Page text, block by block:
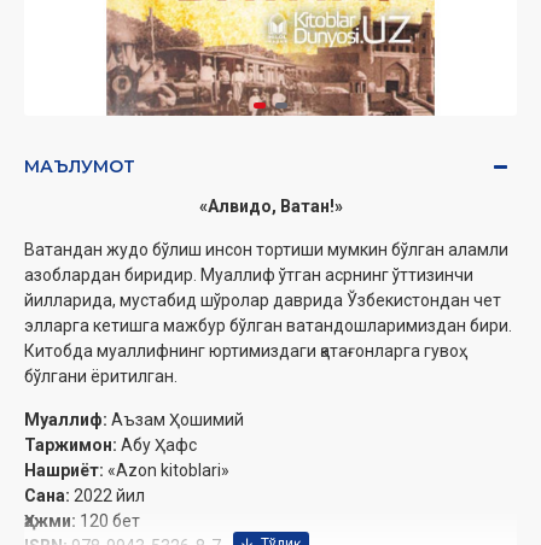
МАЪЛУМОТ
«Алвидо, Ватан!»
Ватандан жудо бўлиш инсон тортиши мумкин бўлган аламли
азоблардан биридир. Муаллиф ўтган асрнинг ўттизинчи
йилларида, мустабид шўролар даврида Ўзбекистондан чет
элларга кетишга мажбур бўлган ватандошларимиздан бири.
Китобда муаллифнинг юртимиздаги қатағонларга гувоҳ
бўлгани ёритилган.
Муаллиф: Аъзам Ҳошимий
Таржимон: Абу Ҳафс
Нашриёт: «Azon kitoblari»
Сана: 2022 йил
Ҳажми: 120 бет